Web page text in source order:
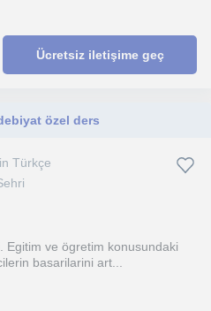
Ücretsiz iletişime geç
özel ders
Türkçe
Egitim ve ögretim konusundaki
basarilarini art...